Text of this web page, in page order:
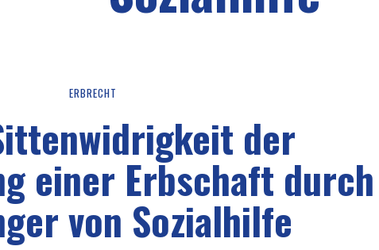
ERBRECHT
der
einer Erbschaft durch
von Sozialhilfe